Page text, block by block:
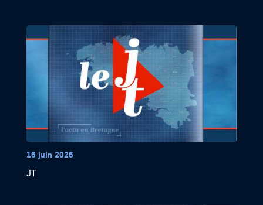
16 juin 2026
JT